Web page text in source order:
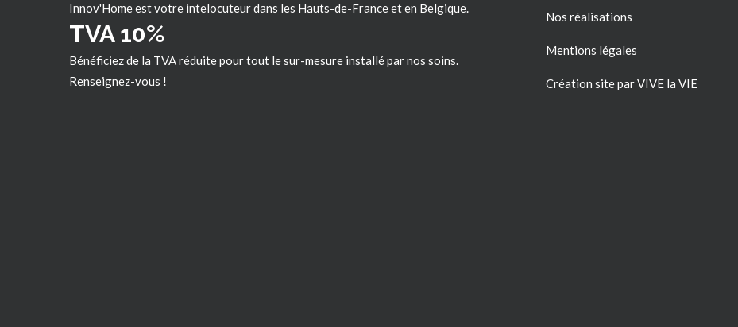
Innov'Home est votre intelocuteur dans les Hauts-de-Franceet en Belgique.
TVA 10%
Bénéficiez de la TVA réduite pour tout le sur-mesure installé par nos soins.
Renseignez-vous !
Nos réalisations
Mentions légales
Création site par VIVE la VIE